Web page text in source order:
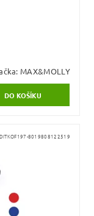
MAX&MOLLY
8019808122519